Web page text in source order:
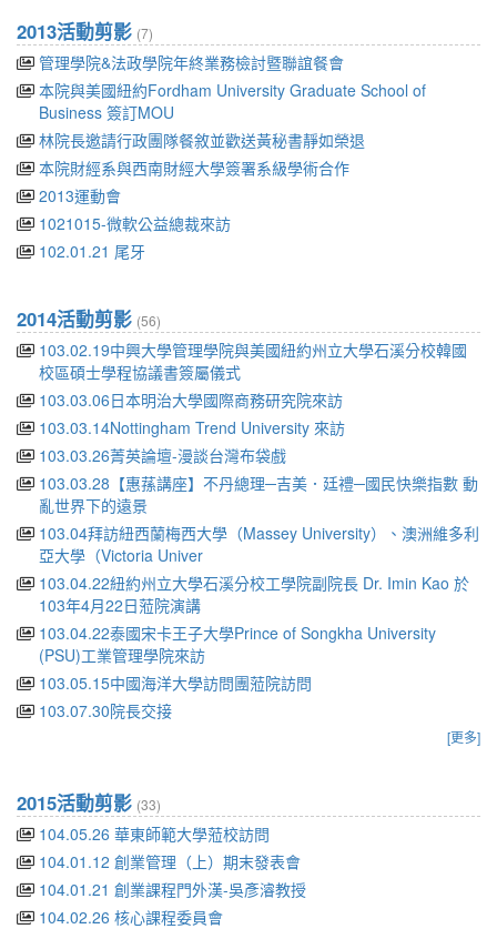
2013活動剪影 (7)
管理學院&法政學院年終業務檢討暨聯誼餐會
本院與美國紐約Fordham University Graduate School of
Business 簽訂MOU
林院長邀請行政團隊餐敘並歡送黃秘書靜如榮退
本院財經系與西南財經大學簽署系級學術合作
2013運動會
1021015-微軟公益總裁來訪
102.01.21 尾牙
2014活動剪影 (56)
103.02.19中興大學管理學院與美國紐約州立大學石溪分校韓國
校區碩士學程協議書簽屬儀式
103.03.06日本明治大學國際商務研究院來訪
103.03.14Nottingham Trend University 來訪
103.03.26菁英論壇-漫談台灣布袋戲
103.03.28【惠蓀講座】不丹總理─吉美．廷禮─國民快樂指數 動
亂世界下的遠景
103.04拜訪紐西蘭梅西大學（Massey University）、澳洲維多利
亞大學（Victoria Univer
103.04.22紐約州立大學石溪分校工學院副院長 Dr. Imin Kao 於
103年4月22日蒞院演講
103.04.22泰國宋卡王子大學Prince of Songkha University
(PSU)工業管理學院來訪
103.05.15中國海洋大學訪問團蒞院訪問
103.07.30院長交接
[更多]
2015活動剪影 (33)
104.05.26 華東師範大學蒞校訪問
104.01.12 創業管理（上）期末發表會
104.01.21 創業課程門外漢-吳彥濬教授
104.02.26 核心課程委員會